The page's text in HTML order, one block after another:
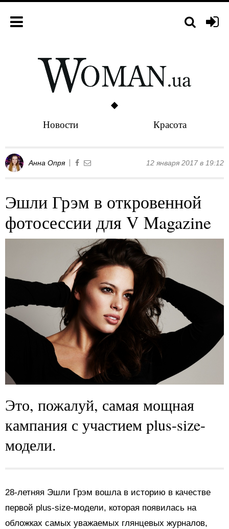
Новости Красота
Анна Опря 12 января 2017 в 19:12
Эшли Грэм в откровенной
фотосессии для V Magazine
Это, пожалуй, самая мощная
кампания с участием plus-size-
модели.
28-летняя Эшли Грэм вошла в историю в качестве
первой plus-size-модели, которая появилась на
обложках самых уважаемых глянцевых журналов,